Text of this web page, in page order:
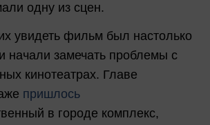
одну из сцен.
увидеть фильм был настолько
начали замечать проблемы с
кинотеатрах. Главе
пришлось
в городе комплекс,